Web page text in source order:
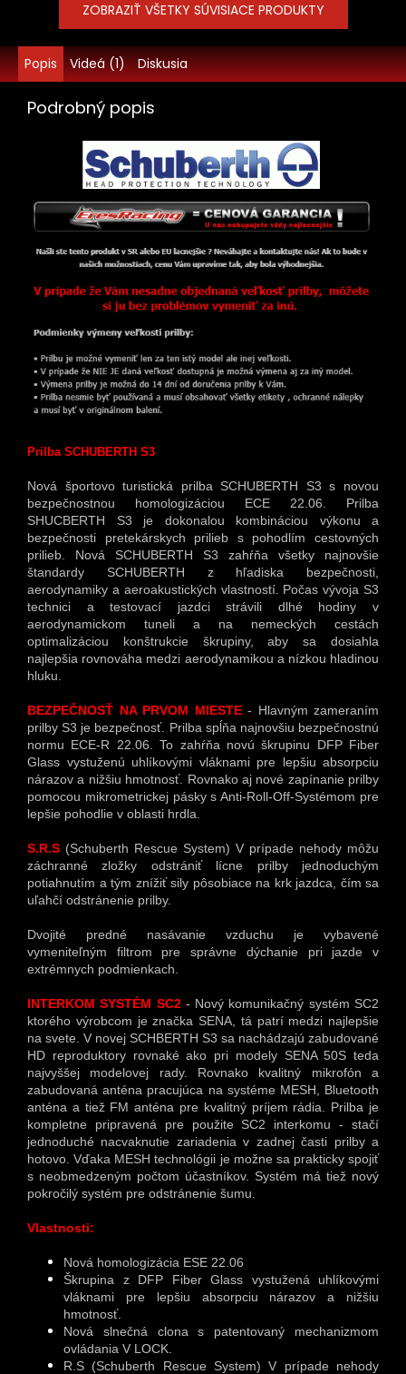
ZOBRAZIŤ VŠETKY SÚVISIACE PRODUKTY
Popis Videá (1) Diskusia
Podrobný popis
Prilba SCHUBERTH S3
Nová športovo turistická prilba SCHUBERTH S3 s novou
bezpečnostnou homologizáciou ECE 22.06. Prilba
SHUCBERTH S3 je dokonalou kombináciou výkonu a
bezpečnosti pretekárskych prilieb s pohodlím cestovných
prilieb. Nová SCHUBERTH S3 zahŕňa všetky najnovšie
štandardy SCHUBERTH z hľadiska bezpečnosti,
aerodynamiky a aeroakustických vlastností. Počas vývoja S3
technici a testovací jazdci strávili dlhé hodiny v
aerodynamickom tuneli a na nemeckých cestách
optimalizáciou konštrukcie škrupiny, aby sa dosiahla
najlepšia rovnováha medzi aerodynamikou a nízkou hladinou
hluku.
BEZPEČNOSŤ NA PRVOM MIESTE- Hlavným zameraním
prilby S3 je bezpečnosť. Prilba spĺňa najnovšiu bezpečnostnú
normu ECE-R 22.06. To zahŕňa novú škrupinu DFP Fiber
Glass vystuženú uhlíkovými vláknami pre lepšiu absorpciu
nárazov a nižšiu hmotnosť. Rovnako aj nové zapínanie prilby
pomocou mikrometrickej pásky s Anti-Roll-Off-Systémom pre
lepšie pohodlie v oblasti hrdla.
S.R.S (Schuberth Rescue System) V prípade nehody môžu
záchranné zložky odstrániť lícne prilby jednoduchým
potiahnutím a tým znížiť sily pôsobiace na krk jazdca, čím sa
uľahčí odstránenie prilby.
Dvojité predné nasávanie vzduchu je vybavené
vymeniteľným filtrom pre správne dýchanie pri jazde v
extrémnych podmienkach.
INTERKOM SYSTÉM SC2- Nový komunikačný systém SC2
ktorého výrobcom je značka SENA, tá patrí medzi najlepšie
na svete. V novej SCHBERTH S3 sa nachádzajú zabudované
HD reproduktory rovnaké ako pri modely SENA 50S teda
najvyššej modelovej rady. Rovnako kvalitný mikrofón a
zabudovaná anténa pracujúca na systéme MESH, Bluetooth
anténa a tiež FM anténa pre kvalitný príjem rádia. Prilba je
kompletne pripravená pre použite SC2 interkomu - stačí
jednoduché nacvaknutie zariadenia v zadnej časti prilby a
hotovo. Vďaka MESH technológii je možne sa prakticky spojiť
s neobmedzeným počtom účastníkov. Systém má tiež nový
pokročilý systém pre odstránenie šumu.
Vlastnosti:
Nová homologizácia ESE 22.06
Škrupina z DFP Fiber Glass vystužená uhlíkovými
vláknami pre lepšiu absorpciu nárazov a nižšiu
hmotnosť.
Nová slnečná clona s patentovaný mechanizmom
ovládania V LOCK.
R.S (Schuberth Rescue System) V prípade nehody